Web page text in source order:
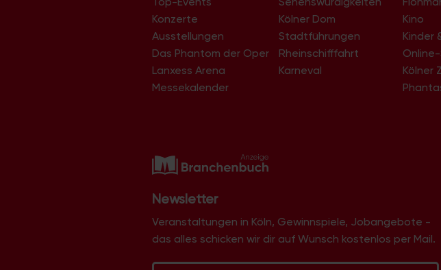
Konzerte
Ausstellungen
Das Phantom der Oper
Lanxess Arena
Messekalender
Kölner Dom
Stadtführungen
Rheinschifffahrt
Karneval
Kino
Kinder
Kölner
Newsletter
Veranstaltungen in Köln, Gewinnspiele, Jobangebote -
das alles schicken wir dir auf Wunsch kostenlos per Mail.